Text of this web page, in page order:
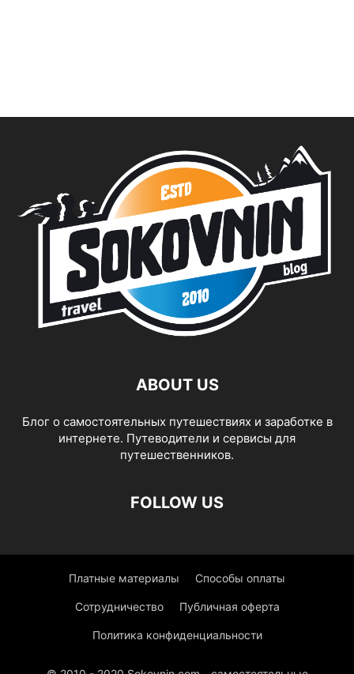
ABOUT US
Блог о самостоятельных путешествиях и заработке в
интернете. Путеводители и сервисы для
путешественников.
FOLLOW US
Платные материалы Способы оплаты
Сотрудничество Публичная оферта
Политика конфиденциальности